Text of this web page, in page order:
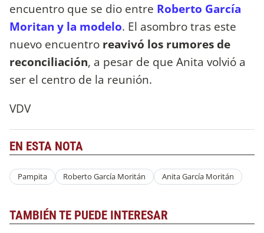
encuentro que se dio entre Roberto García
Moritan y la modelo. El asombro tras este
nuevo encuentro reavivó los rumores de
reconciliación, a pesar de que Anita volvió a
ser el centro de la reunión.
VDV
EN ESTA NOTA
Pampita Roberto García Moritán Anita García Moritán
TAMBIÉN TE PUEDE INTERESAR